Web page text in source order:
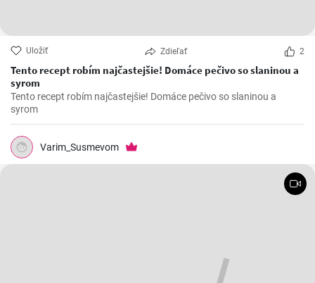
Uložiť Zdieľať 2
Tento recept robím najčastejšie! Domáce pečivo so slaninou a
syrom
Tento recept robím najčastejšie! Domáce pečivo so slaninou a
syrom
Varim_Susmevom